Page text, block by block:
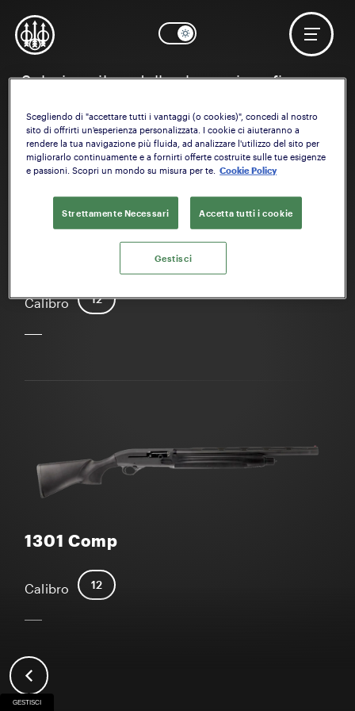
Seleziona il modello che vuoi configurare
A400 Xcel Multitarget
Calibro 12
1301 Comp
Calibro 12
GESTISCI
Scegliendo di "accettare tutti i vantaggi (o cookies)", concedi al nostro
sito di offrirti un'esperienza personalizzata. I cookie ci aiuteranno a
rendere la tua navigazione più fluida, ad analizzare l'utilizzo del sito per
migliorarlo continuamente e a fornirti offerte costruite sulle tue esigenze
e passioni. Scopri un mondo su misura per te.
Cookie Policy
Strettamente Necessari Accetta tutti i cookie
Gestisci